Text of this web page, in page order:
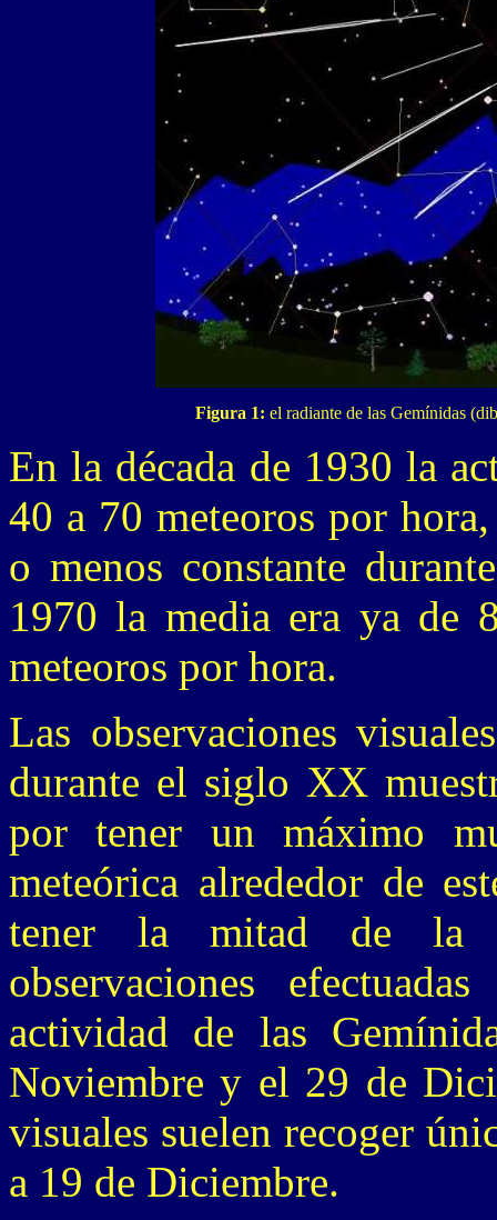
Figura 1: el radiante de las Gemínidas
En la década de 1930 la
40 a 70 meteoros por
o menos constante
1970 la media era ya de
meteoros por hora.
Las observaciones
durante el siglo XX
por tener un máximo
meteórica alrededor de
tener la mitad de la
observaciones
actividad de las
Noviembre y el 29 de
visuales suelen recoger
a 19 de Diciembre.